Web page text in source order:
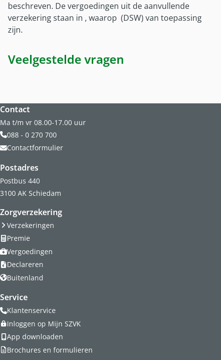
beschreven. De vergoedingen uit de aanvullende
verzekering staan in , waarop (DSW) van toepassing
zijn.
Veelgestelde vragen
Website footer
Contact
Ma t/m vr 08.00-17.00 uur
088 - 0 270 700
Contactformulier
Postadres
Postbus 440
3100 AK Schiedam
Zorgverzekering
Verzekeringen
Premie
Vergoedingen
Declareren
Buitenland
Service
Klantenservice
Inloggen op Mijn SZVK
App downloaden
Brochures en formulieren